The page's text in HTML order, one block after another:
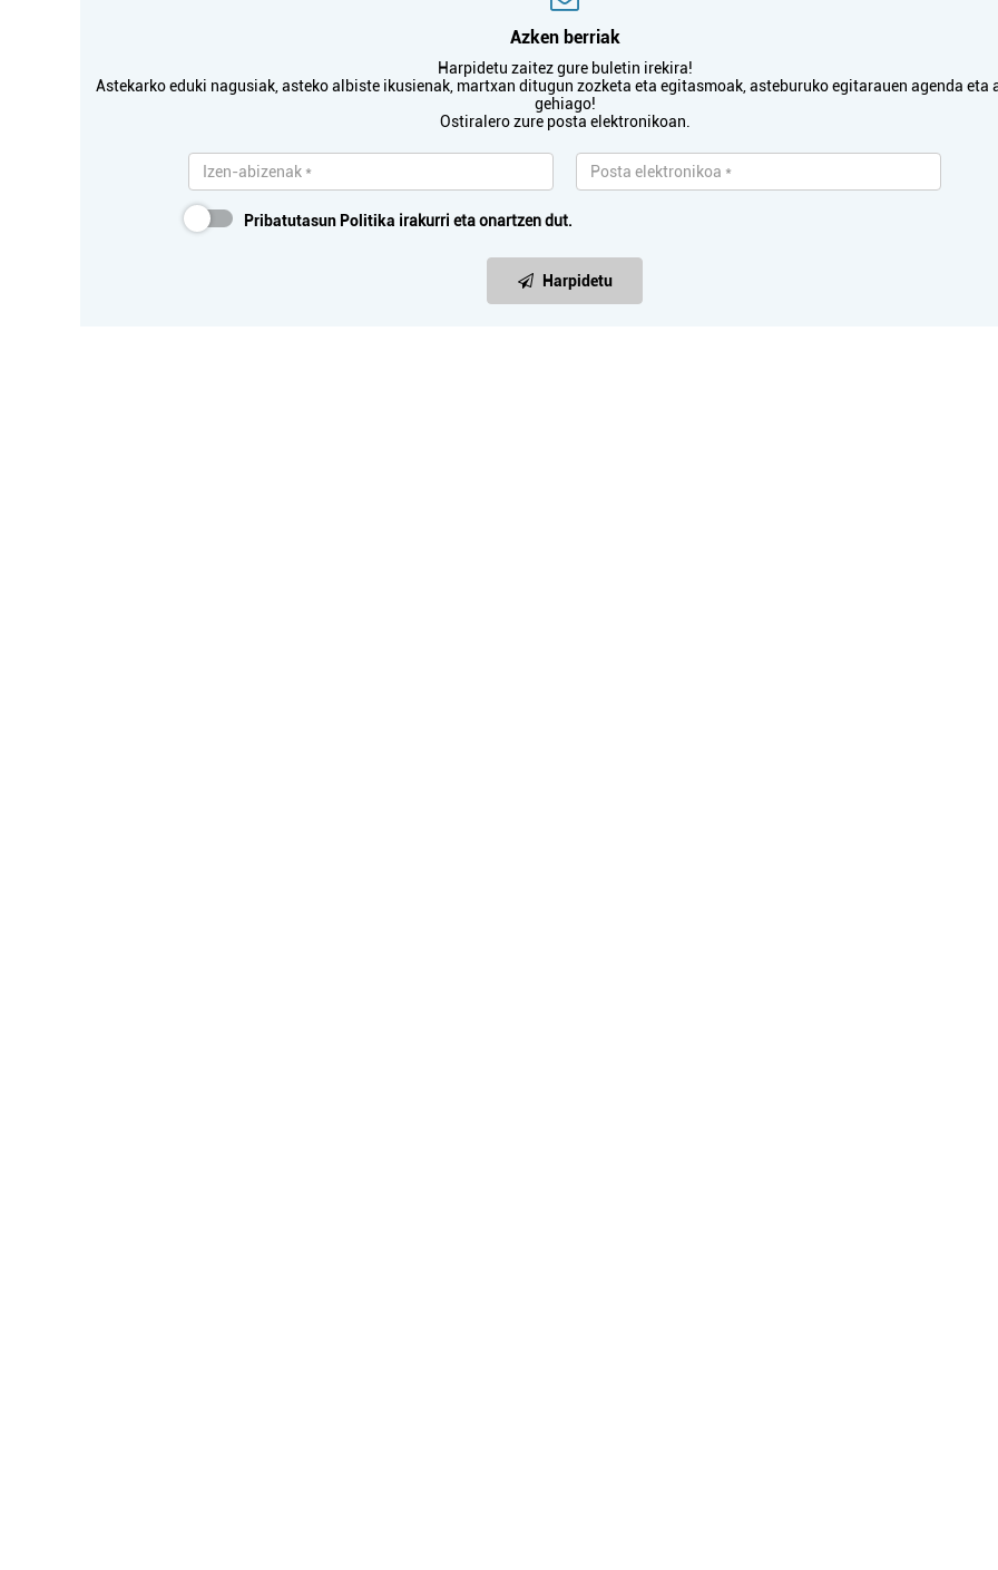
Azken berriak
Harpidetu zaitez gure buletin irekira!
Astekarko eduki nagusiak, asteko albiste ikusienak, martxan ditugun zozketa eta egitasmoak, asteburuko egitarauen agenda eta
gehiago!
Ostiralero zure posta elektronikoan.
Pribatutasun Politika irakurri eta onartzen dut.
Harpidetu